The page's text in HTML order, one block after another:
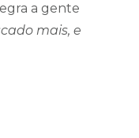
a gente
mais, e